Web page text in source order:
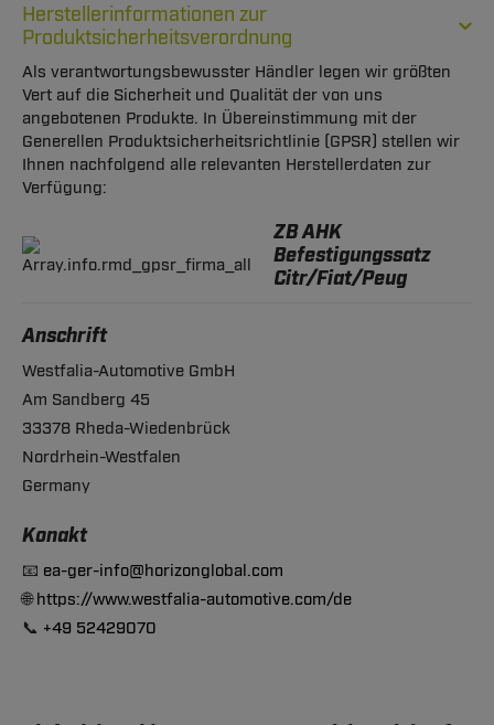
Herstellerinformationen zur
Produktsicherheitsverordnung
Als verantwortungsbewusster Händler legen wir größten
Vert auf die Sicherheit und Qualität der von uns
angebotenen Produkte. In Übereinstimmung mit der
Generellen Produktsicherheitsrichtlinie (GPSR) stellen wir
Ihnen nachfolgend alle relevanten Herstellerdaten zur
Verfügung:
ZB AHK
Befestigungssatz
Citr/Fiat/Peug
Anschrift
Westfalia-Automotive GmbH
Am Sandberg 45
33378 Rheda-Wiedenbrück
Nordrhein-Westfalen
Germany
Konakt
📧 ea-ger-info@horizonglobal.com
🌐https://www.westfalia-automotive.com/de
📞 +49 52429070